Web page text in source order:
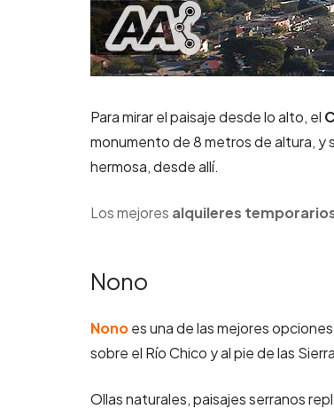
Para mirar el paisaje desde lo alto, el
monumento de 8 metros de altura, y
hermosa, desde allí.
Los mejores alquileres
Nono
Nonoes una de las mejores
sobre el Río Chico y al pie de las
Ollas naturales, paisajes serranos